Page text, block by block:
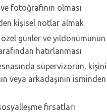
fotoğrafının olması
kişisel notlar almak
günler ve yıldönümünün
hatırlanması
süpervizörün,
veya arkadaşının isminden
fırsatları